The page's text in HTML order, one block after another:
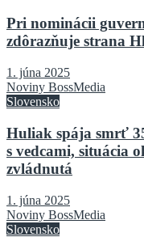
Pri nominácii
zdôrazňuje strana
1. júna 2025
Noviny BossMedia
Slovensko
Huliak spája smrť
s vedcami, situácia
zvládnutá
1. júna 2025
Noviny BossMedia
Slovensko